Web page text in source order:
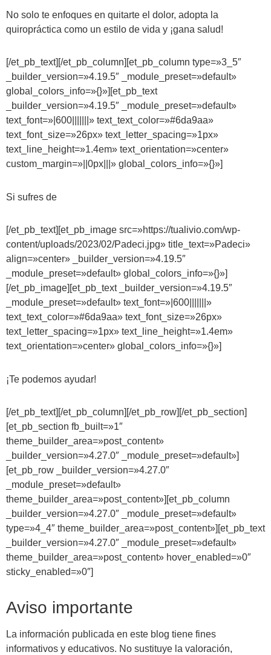
No solo te enfoques en quitarte el dolor, adopta la
quiropráctica como un estilo de vida y ¡gana salud!
[/et_pb_text][/et_pb_column][et_pb_column type=»3_5″
_builder_version=»4.19.5″ _module_preset=»default»
global_colors_info=»{}»][et_pb_text
_builder_version=»4.19.5″ _module_preset=»default»
text_font=»|600|||||||» text_text_color=»#6da9aa»
text_font_size=»26px» text_letter_spacing=»1px»
text_line_height=»1.4em» text_orientation=»center»
custom_margin=»||0px|||» global_colors_info=»{}»]
Si sufres de
[/et_pb_text][et_pb_image src=»https://tualivio.com/wp-
content/uploads/2023/02/Padeci.jpg» title_text=»Padeci»
align=»center» _builder_version=»4.19.5″
_module_preset=»default» global_colors_info=»{}»]
[/et_pb_image][et_pb_text _builder_version=»4.19.5″
_module_preset=»default» text_font=»|600|||||||»
text_text_color=»#6da9aa» text_font_size=»26px»
text_letter_spacing=»1px» text_line_height=»1.4em»
text_orientation=»center» global_colors_info=»{}»]
¡Te podemos ayudar!
[/et_pb_text][/et_pb_column][/et_pb_row][/et_pb_section]
[et_pb_section fb_built=»1″
theme_builder_area=»post_content»
_builder_version=»4.27.0″ _module_preset=»default»]
[et_pb_row _builder_version=»4.27.0″
_module_preset=»default»
theme_builder_area=»post_content»][et_pb_column
_builder_version=»4.27.0″ _module_preset=»default»
type=»4_4″ theme_builder_area=»post_content»][et_pb_text
_builder_version=»4.27.0″ _module_preset=»default»
theme_builder_area=»post_content» hover_enabled=»0″
sticky_enabled=»0″]
Aviso importante
La información publicada en este blog tiene fines
informativos y educativos. No sustituye la valoración,